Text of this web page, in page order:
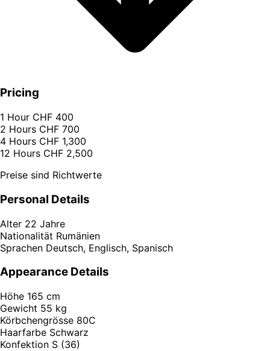
Pricing
1 Hour CHF 400
2 Hours CHF 700
4 Hours CHF 1,300
12 Hours CHF 2,500
Preise sind Richtwerte
Personal Details
Alter 22 Jahre
Nationalität Rumänien
Sprachen Deutsch, Englisch, Spanisch
Appearance Details
Höhe 165 cm
Gewicht 55 kg
Körbchengrösse 80C
Haarfarbe Schwarz
Konfektion S (36)